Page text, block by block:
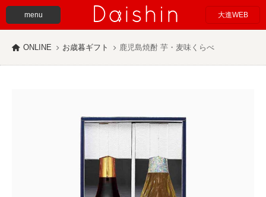
menu 大進WEB
ONLINE お歳暮ギフト 鹿児島焼酎 芋・麦味くらべ